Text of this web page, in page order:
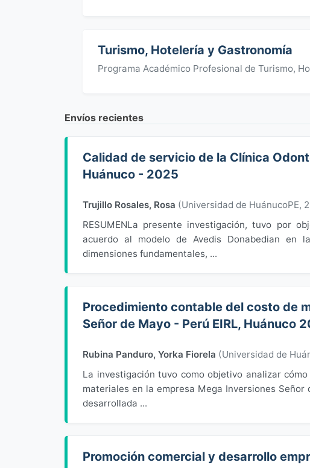
Turismo, Hotelería y Gastronomía
Programa Académico Profesional de Turismo,
Envíos recientes
Calidad de servicio de la Clínica
Huánuco - 2025
Trujillo Rosales, Rosa (Universidad de HuánucoPE,
RESUMENLa presente investigación, tuvo por
acuerdo al modelo de Avedis Donabedian en
dimensiones fundamentales, ...
Procedimiento contable del costo de
Señor de Mayo - Perú EIRL, Huánuco
Rubina Panduro, Yorka Fiorela (Universidad de
La investigación tuvo como objetivo analizar
materiales en la empresa Mega Inversiones
desarrollada ...
Promoción comercial y desarrollo